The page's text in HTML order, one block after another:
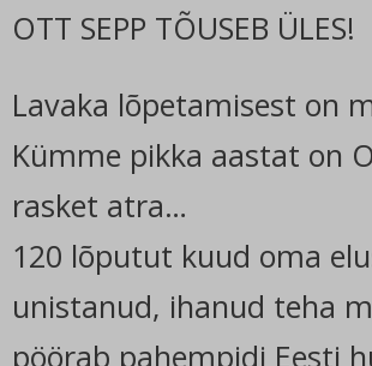
OTT SEPP TÕUSEB ÜLES!
Lavaka lõpetamisest on
Kümme pikka aastat on
rasket atra…
120 lõputut kuud oma
unistanud, ihanud teha
pöörab pahempidi Eesti